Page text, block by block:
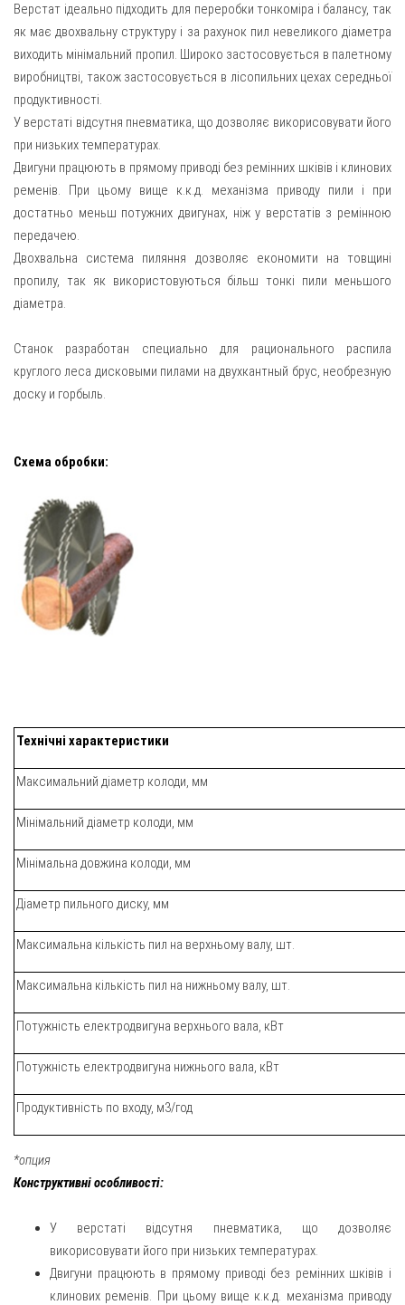
Верстат ідеально підходить для переробки тонкоміра і балансу, так
як має двохвальну структуру і за рахунок пил невеликого діаметра
виходить мінімальний пропил. Широко застосовується в палетному
виробництві, також застосовується в лісопильних цехах середньої
продуктивності.
У верстаті відсутня пневматика, що дозволяє викорисовувати його
при низьких температурах.
Двигуни працюють в прямому приводі без ремінних шківів і клинових
ременів. При цьому вище к.к.д. механізма приводу пили і при
достатньо меньш потужних двигунах, ніж у верстатів з ремінною
передачею.
Двохвальна система пиляння дозволяє економити на товщині
пропилу, так як використовуються більш тонкі пили меньшого
діаметра.
Станок разработан специально для рационального распила
круглого леса дисковыми пилами на двухкантный брус, необрезную
доску и горбыль.
Схема обробки:
Технічні характеристики
Максимальний діаметр колоди, мм
Мінімальний діаметр колоди, мм
Мінімальна довжина колоди, мм
Діаметр пильного диску, мм
Максимальна кількість пил на верхньому валу, шт.
Максимальна кількість пил на нижньому валу, шт.
Потужність електродвигуна верхнього вала, кВт
Потужність електродвигуна нижнього вала, кВт
Продуктивність по входу, м3/год
*опция
Конструктивні особливості:
У верстаті відсутня пневматика, що дозволяє
викорисовувати його при низьких температурах.
Двигуни працюють в прямому приводі без ремінних шківів і
клинових ременів. При цьому вище к.к.д. механізма приводу